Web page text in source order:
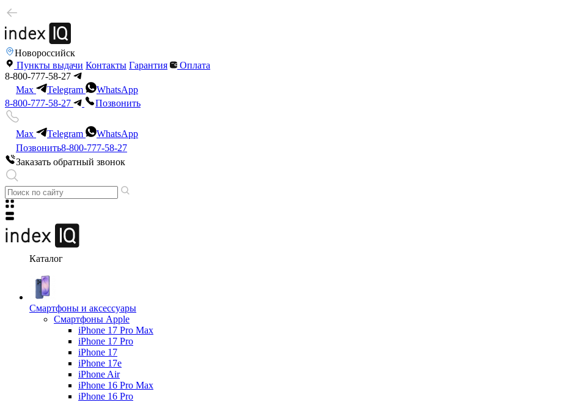
Новороссийск
Пункты выдачи Контакты Гарантия
Оплата
8-800-777-58-27
Max
Telegram
WhatsApp
8-800-777-58-27
Позвонить
Max Telegram
WhatsApp
Позвонить8-800-777-58-27
Заказать обратный звонок
Каталог
Смартфоны и аксессуары
Смартфоны Apple
iPhone 17 Pro Max
iPhone 17 Pro
iPhone 17
iPhone 17e
iPhone Air
iPhone 16 Pro Max
iPhone 16 Pro